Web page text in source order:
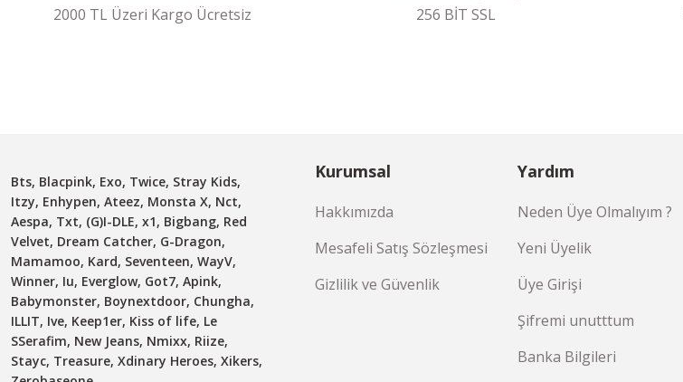
2000 TL Üzeri Kargo Ücretsiz 256 BİT SSL
Bts, Blacpink, Exo, Twice, Stray Kids,
Itzy, Enhypen, Ateez, Monsta X, Nct,
Aespa, Txt, (G)I-DLE, x1, Bigbang, Red
Velvet, Dream Catcher, G-Dragon,
Mamamoo, Kard, Seventeen, WayV,
Winner, Iu, Everglow, Got7, Apink,
Babymonster, Boynextdoor, Chungha,
ILLIT, Ive, Keep1er, Kiss of life, Le
SSerafim, New Jeans, Nmixx, Riize,
Stayc, Treasure, Xdinary Heroes, Xikers,
Kurumsal
Hakkımızda
Mesafeli Satış Sözleşmesi
Gizlilik ve Güvenlik
Yardım
Neden Üye Olmalıyım ?
Yeni Üyelik
Üye Girişi
Şifremi unutttum
Banka Bilgileri